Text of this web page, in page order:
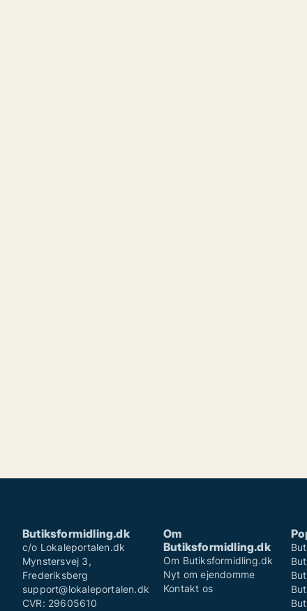
Butiksformidling.dk
c/o Lokaleportalen.dk
Mynstersvej 3,
Frederiksberg
support@lokaleportalen.dk
CVR: 29605610
Om
Butiksformidling.dk
Om Butiksformidling.dk
Nyt om ejendomme
Kontakt os